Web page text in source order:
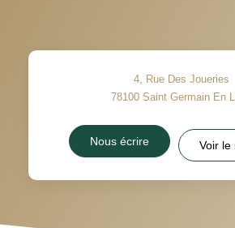
4, Rue Des Joueries
78100 Saint Germain En
Nous écrire Voir le